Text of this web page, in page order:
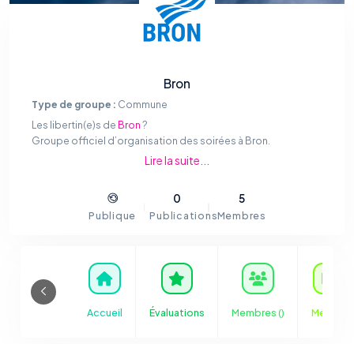
Bron
Type de groupe : Commune
Les libertin(e)s de Bron?
Groupe officiel d’organisation des soirées à Bron.
Bron est une commune française située dans la métropole de
Lire la suite...
Publique
0
Publications
5
Membres
Accueil Évaluations Membres () Médias